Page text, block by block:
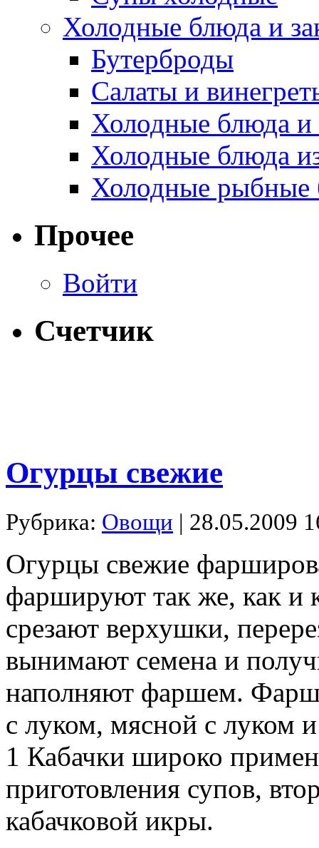
Холодные блюда и
Бутерброды
Салаты и
Холодные блюда и
Холодные блюда
Холодные рыбные
Прочее
Войти
Счетчик
Огурцы свежие
Рубрика: Овощи | 28.05.2009
Огурцы свежие
фаршируют так же, как и
срезают верхушки,
вынимают семена и
наполняют фаршем.
с луком, мясной с луком
1 Кабачки широко
приготовления супов,
кабачковой икры.